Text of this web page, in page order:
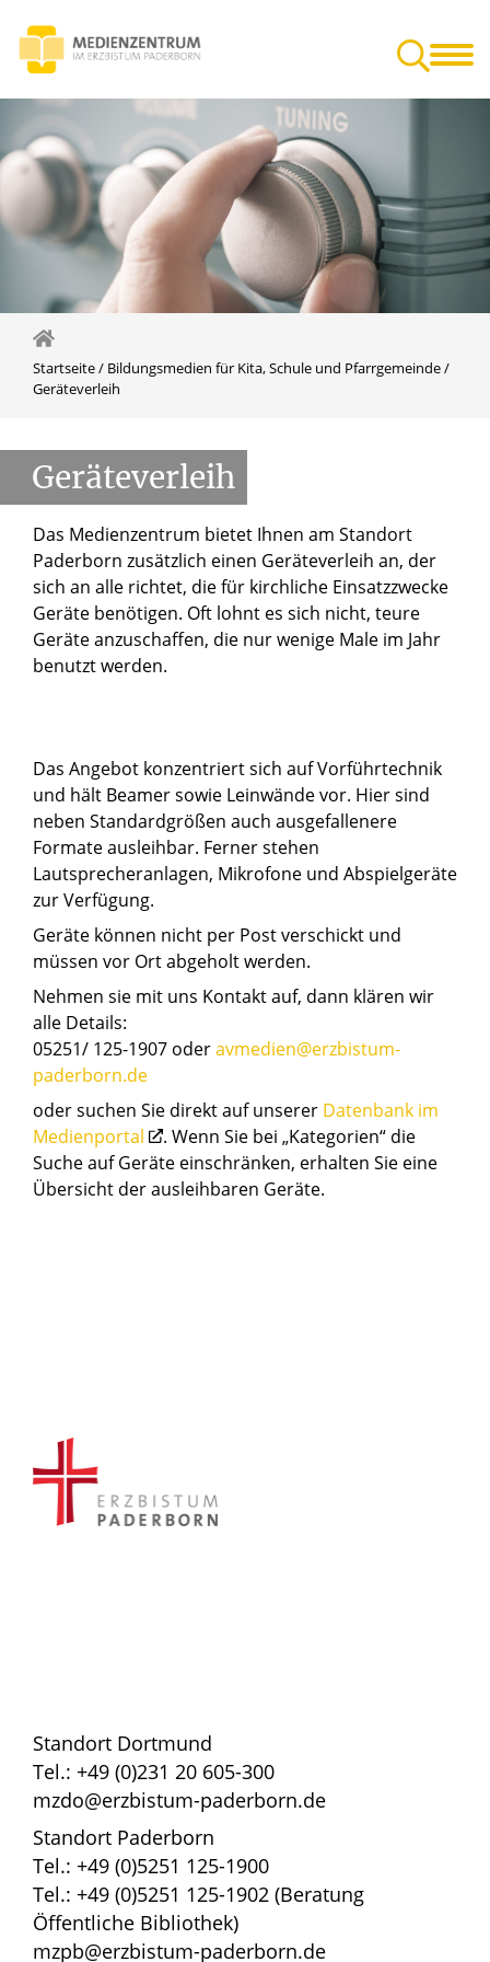
Startseite/ Bildungsmedien für Kita, Schule und Pfarrgemeinde/
Geräteverleih
Geräteverleih
Das Medienzentrum bietet Ihnen am Standort
Paderborn zusätzlich einen Geräteverleih an, der
sich an alle richtet, die für kirchliche Einsatzzwecke
Geräte benötigen. Oft lohnt es sich nicht, teure
Geräte anzuschaffen, die nur wenige Male im Jahr
benutzt werden.
Das Angebot konzentriert sich auf Vorführtechnik
und hält Beamer sowie Leinwände vor. Hier sind
neben Standardgrößen auch ausgefallenere
Formate ausleihbar. Ferner stehen
Lautsprecheranlagen, Mikrofone und Abspielgeräte
zur Verfügung.
Geräte können nicht per Post verschickt und
müssen vor Ort abgeholt werden.
Nehmen sie mit uns Kontakt auf, dann klären wir
alle Details:
05251/ 125-1907 oderavmedien@erzbistum-
paderborn.de
oder suchen Sie direkt auf unserer Datenbank im
Medienportal
. Wenn Sie bei „Kategorien“ die
Suche auf Geräte einschränken, erhalten Sie eine
Übersicht der ausleihbaren Geräte.
Standort Dortmund
Tel.: +49 (0)231 20 605-300
mzdo@erzbistum-paderborn.de
Standort Paderborn
Tel.: +49 (0)5251 125-1900
Tel.: +49 (0)5251 125-1902 (Beratung
Öffentliche Bibliothek)
mzpb@erzbistum-paderborn.de